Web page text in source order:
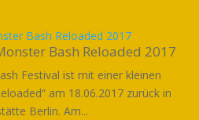
Bash Reloaded 2017
Bash Reloaded 2017
Festival ist mit einer kleinen
am 18.06.2017 zurück in
Berlin. Am...